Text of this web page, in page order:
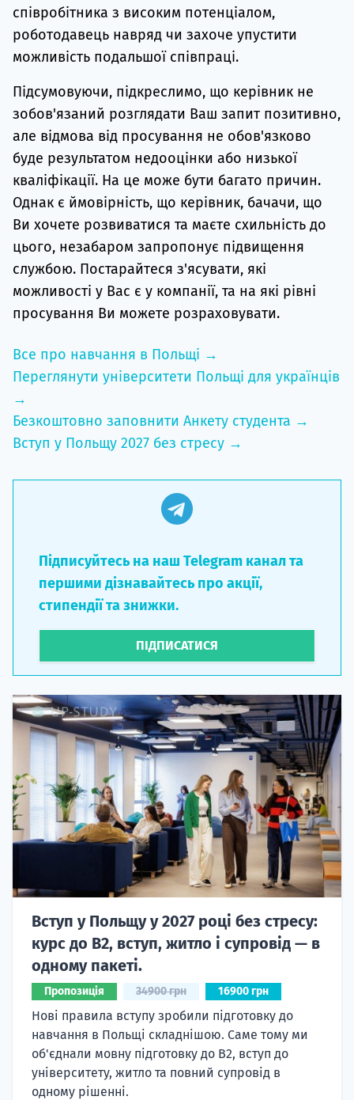
співробітника з високим потенціалом,
роботодавець навряд чи захоче упустити
можливість подальшої співпраці.
Підсумовуючи, підкреслимо, що керівник не
зобов'язаний розглядати Ваш запит позитивно,
але відмова від просування не обов'язково
буде результатом недооцінки або низької
кваліфікації. На це може бути багато причин.
Однак є ймовірність, що керівник, бачачи, що
Ви хочете розвиватися та маєте схильність до
цього, незабаром запропонує підвищення
службою. Постарайтеся з'ясувати, які
можливості у Вас є у компанії, та на які рівні
просування Ви можете розраховувати.
Все про навчання в Польщі →
Переглянути університети Польщі для українців
→
Безкоштовно заповнити Анкету студента →
Вступ у Польщу 2027 без стресу →
Підписуйтесь на наш Telegram канал та
першими дізнавайтесь про акції,
стипендії та знижки.
ПІДПИСАТИСЯ
Вступ у Польщу у 2027 році без стресу:
курс до B2, вступ, житло і супровід — в
одному пакеті.
Пропозиція 34900 грн 16900 грн
Нові правила вступу зробили підготовку до
навчання в Польщі складнішою. Саме тому ми
об'єднали мовну підготовку до В2, вступ до
університету, житло та повний супровід в
одному рішенні.